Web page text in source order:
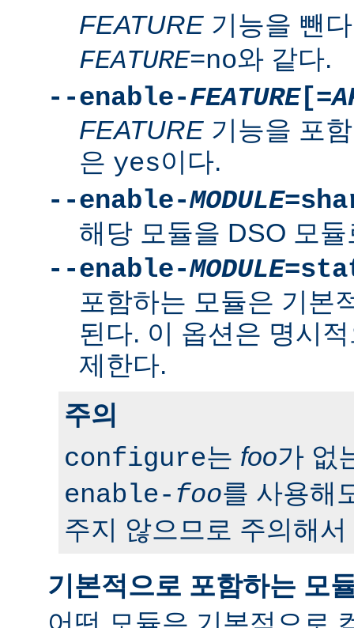
FEATURE 기능을 뺀
FEATURE=no와 같다.
--enable-FEATURE[=
FEATURE 기능을 포
은 yes이다.
--enable-MODULE
해당 모듈을 DSO 모
--enable-MODULE
포함하는 모듈은 기본
된다. 이 옵션은 명시
제한다.
주의
configure는 foo가 없
enable- foo를 사용해
주지 않으므로 주의해
기본적으로 포함하는 모